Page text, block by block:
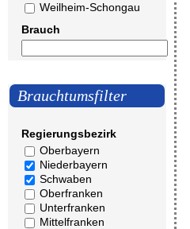
Weilheim-Schongau
Brauch
Brauchtumsfilter
Regierungsbezirk
Oberbayern
Niederbayern
Schwaben
Oberfranken
Unterfranken
Mittelfranken